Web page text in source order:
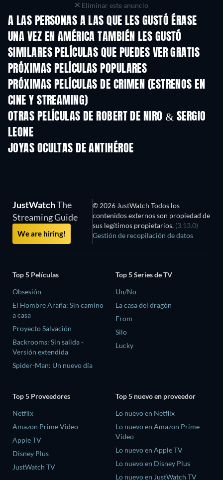
Eliminar este anuncio
A LAS PERSONAS A LAS QUE LES GUSTÓ ÉRASE
UNA VEZ EN AMÉRICA TAMBIÉN LES GUSTÓ
SIMILARES PELÍCULAS QUE PUEDES VER GRATIS
PRÓXIMAS PELÍCULAS POPULARES
PRÓXIMAS PELÍCULAS DE CRIMEN (ESTRENOS EN
CINE Y STREAMING)
OTRAS PELÍCULAS DE ROBERT DE NIRO & SERGIO
LEONE
JOYAS OCULTAS DE ANTIHÉROE
JustWatchThe
Streaming Guide
We are hiring!
© 2026 JustWatch Todos los
contenidos externos son propiedad de
sus legítimos propietarios. (3.13.0)
Gestión de recopilación de datos
Top 5 Películas
Obsesión
El Hombre Araña: Sin camino
a casa
Proyecto Salvación
Backrooms: Sin salida -
Versión extendida
Spider-Man: Un nuevo día
Top 5 Series de TV
Un/No
La casa del dragón
From
Silo
Lucky
Top 5 Proveedores
Netflix
Amazon Prime Video
Apple TV
Disney Plus
JustWatch TV
Top 5 nuevo en proveedor
Lo nuevo en Netflix
Lo nuevo en Amazon Prime
Video
Lo nuevo en Apple TV
Lo nuevo en Disney Plus
Lo nuevo en JustWatch TV